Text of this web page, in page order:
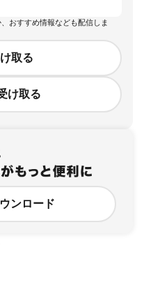
おすすめ情報なども配信しま
取る
け取る
ンロード